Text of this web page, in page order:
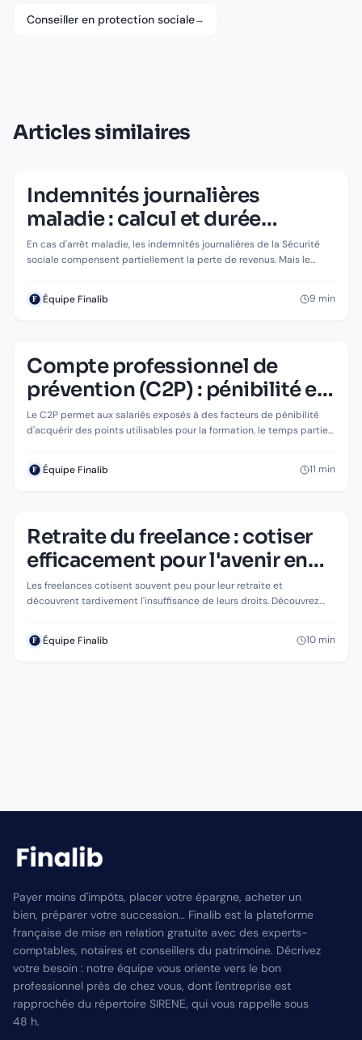
Conseiller en protection sociale→
Articles similaires
Indemnités journalières
maladie : calcul et durée
maximale
En cas d'arrêt maladie, les indemnités journalières de la Sécurité
sociale compensent partiellement la perte de revenus. Mais le
essentiel pour évaluer sa couverture.
Équipe Finalib 9 min
RETRAITE & PRÉVOYANCE
Compte professionnel de prévention
(C2P) : pénibilité et retraite anticipée
Compte professionnel de
prévention (C2P) : pénibilité et
retraite anticipée
Le C2P permet aux salariés exposés à des facteurs de pénibilité
d'acquérir des points utilisables pour la formation, le temps partiel
Équipe Finalib
11 min
Retraite du freelance : cotiser
efficacement pour l'avenir en
2026
Les freelances cotisent souvent peu pour leur retraite et
découvrent tardivement l'insuffisance de leurs droits. Découvrez
d'indépendant.
Équipe Finalib 10min
Payer moins d'impôts, placer votre épargne, acheter un
bien, préparer votre succession… Finalib est la plateforme
française de mise en relation gratuite avec des experts-
comptables, notaires et conseillers du patrimoine. Décrivez
votre besoin : notre équipe vous oriente vers le bon
professionnel près de chez vous, dont l'entreprise est
rapprochée du répertoire SIRENE, qui vous rappelle sous
48 h.